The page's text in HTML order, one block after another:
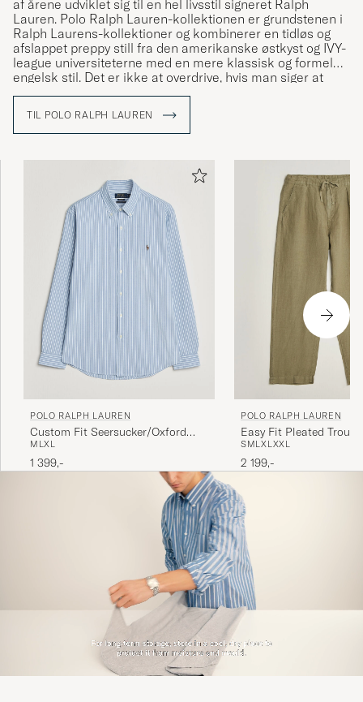
af årene udviklet sig til en hel livsstil signeret Ralph
Lauren. Polo Ralph Lauren-kollektionen er grundstenen i
Ralph Laurens-kollektioner og kombinerer en tidløs og
afslappet preppy still fra den amerikanske østkyst og IVY-
league universiteterne med en mere klassisk og formel
engelsk stil. Det er ikke at overdrive, hvis man siger at
TIL POLO RALPH LAUREN
POLO RALPH LAUREN
Custom Fit Seersucker/Oxford
Stripe Shirt Blue
M LXL
1 399,-
POLO RALPH LAUREN
Easy Fit Pleated
Green
SMLXL XXL
2 199,-